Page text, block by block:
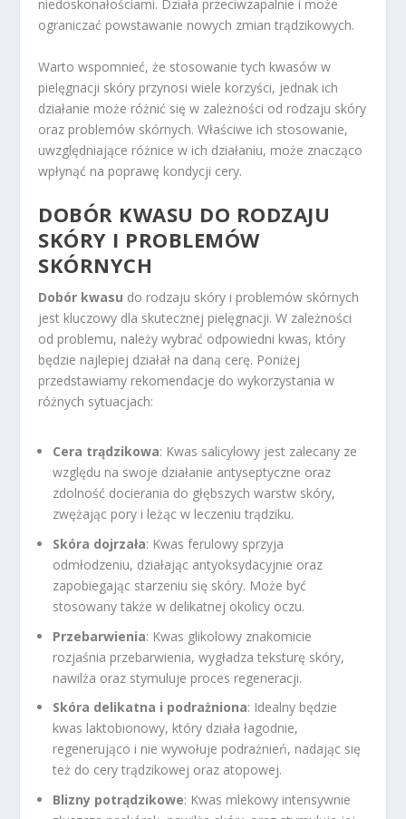
niedoskonałościami. Działa przeciwzapalnie i może
ograniczać powstawanie nowych zmian trądzikowych.
Warto wspomnieć, że stosowanie tych kwasów w
pielęgnacji skóry przynosi wiele korzyści, jednak ich
działanie może różnić się w zależności od rodzaju skóry
oraz problemów skórnych. Właściwe ich stosowanie,
uwzględniające różnice w ich działaniu, może znacząco
wpłynąć na poprawę kondycji cery.
DOBÓR KWASU DO RODZAJU
SKÓRY I PROBLEMÓW
SKÓRNYCH
Dobór kwasu do rodzaju skóry i problemów skórnych
jest kluczowy dla skutecznej pielęgnacji. W zależności
od problemu, należy wybrać odpowiedni kwas, który
będzie najlepiej działał na daną cerę. Poniżej
przedstawiamy rekomendacje do wykorzystania w
różnych sytuacjach:
Cera trądzikowa: Kwas salicylowy jest zalecany ze
względu na swoje działanie antyseptyczne oraz
zdolność docierania do głębszych warstw skóry,
zwężając pory i leżąc w leczeniu trądziku.
Skóra dojrzała: Kwas ferulowy sprzyja
odmłodzeniu, działając antyoksydacyjnie oraz
zapobiegając starzeniu się skóry. Może być
stosowany także w delikatnej okolicy oczu.
Przebarwienia: Kwas glikolowy znakomicie
rozjaśnia przebarwienia, wygładza teksturę skóry,
nawilża oraz stymuluje proces regeneracji.
Skóra delikatna i podrażniona: Idealny będzie
kwas laktobionowy, który działa łagodnie,
regenerująco i nie wywołuje podrażnień, nadając się
też do cery trądzikowej oraz atopowej.
Blizny potrądzikowe: Kwas mlekowy intensywnie